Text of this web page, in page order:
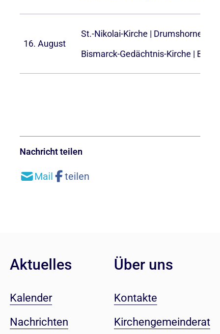
16. August
St.-Nikolai-Kirche | Drumshorner
Bismarck-Gedächtnis-Kirche |
Nachricht teilen
Aktuelles
Kalender
Nachrichten
Über uns
Kontakte
Kirchengemeinderat